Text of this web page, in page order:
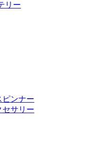
リー
ピンナー
セサリー